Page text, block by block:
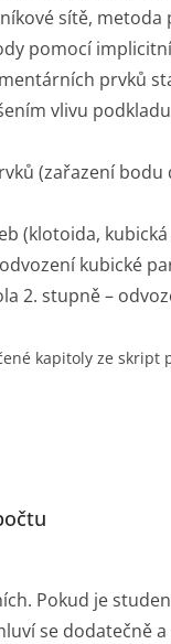
sítě,
pomocí
prvků
vlivu
(zařazení
(klotoida,
kubické
2. stupně –
kapitoly ze
Pokud je
se dodatečně